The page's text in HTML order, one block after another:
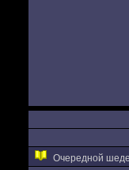
Очередной